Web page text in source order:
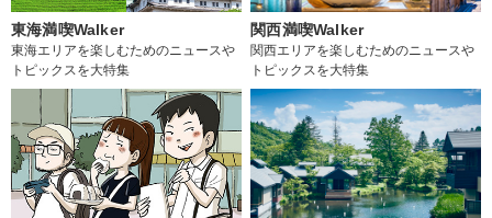
東海満喫Walker
東海エリアを楽しむためのニュースや
トピックスを大特集
関西満喫Walker
関西エリアを楽しむためのニュースや
トピックスを大特集